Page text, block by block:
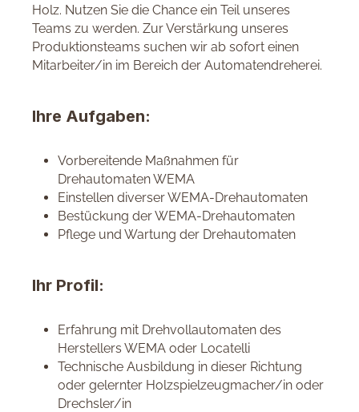
Holz. Nutzen Sie die Chance ein Teil unseres
Teams zu werden. Zur Verstärkung unseres
Produktionsteams suchen wir ab sofort einen
Mitarbeiter/in im Bereich der Automatendreherei.
Ihre Aufgaben:
Vorbereitende Maßnahmen für
Drehautomaten WEMA
Einstellen diverser WEMA-Drehautomaten
Bestückung der WEMA-Drehautomaten
Pflege und Wartung der Drehautomaten
Ihr Profil:
Erfahrung mit Drehvollautomaten des
Herstellers WEMA oder Locatelli
Technische Ausbildung in dieser Richtung
oder gelernter Holzspielzeugmacher/in oder
Drechsler/in